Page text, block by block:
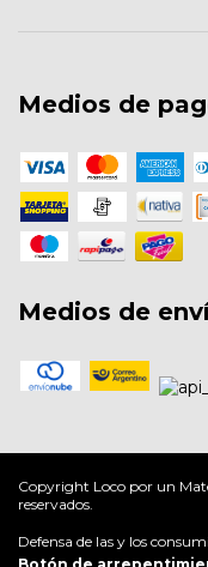
Medios de
Medios de
Copyright Loco por un
reservados.
Defensa de las y los